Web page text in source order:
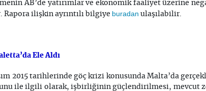
AB’de yatırımlar ve ekonomik faaliyet üzerine
ilişkin ayrıntılı bilgiye buradan ulaşılabilir.
Ele Aldı
2015 tarihlerinde göç krizi konusunda Malta’da
ile ilgili olarak, işbirliğinin güçlendirilmesi, mevcut